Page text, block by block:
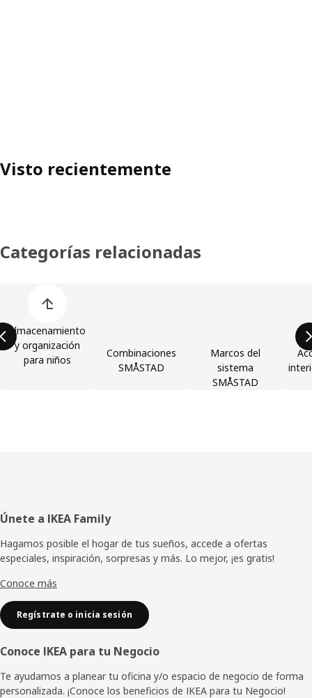
Visto recientemente
Categorías relacionadas
Almacenamiento
y organización
para niños
Combinaciones
SMÅSTAD
Marcos del
sistema
SMÅSTAD
Pie
de
página
Únete a IKEA Family
Hagamos posible el hogar de tus sueños, accede a ofertas
especiales, inspiración, sorpresas y más. Lo mejor, ¡es gratis!
Conoce más
Regístrate o inicia sesión
Conoce IKEA para tu Negocio
Te ayudamos a planear tu oficina y/o espacio de negocio de forma
personalizada. ¡Conoce los beneficios de IKEA para tu Negocio!